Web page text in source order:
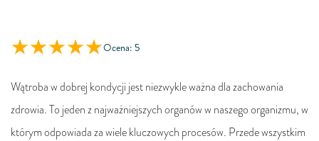
Ocena: 5
Wątroba w dobrej kondycji jest niezwykle ważna dla zachowania
zdrowia. To jeden z najważniejszych organów w naszego organizmu, w
którym odpowiada za wiele kluczowych procesów. Przede wszystkim